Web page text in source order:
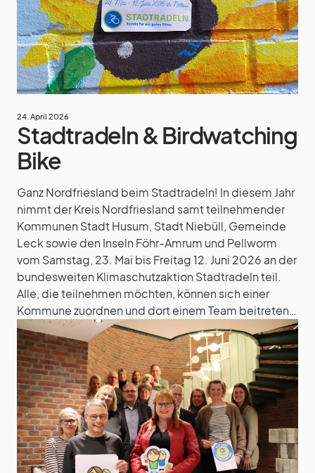
24. April 2026
Stadtradeln & Birdwatching
Bike
Ganz Nordfriesland beim Stadtradeln! In diesem Jahr
nimmt der Kreis Nordfriesland samt teilnehmender
Kommunen Stadt Husum, Stadt Niebüll, Gemeinde
Leck sowie den Inseln Föhr-Amrum und Pellworm
vom Samstag, 23. Mai bis Freitag 12. Juni 2026 an der
bundesweiten Klimaschutzaktion Stadtradeln teil.
Alle, die teilnehmen möchten, können sich einer
Kommune zuordnen und dort einem Team beitreten…